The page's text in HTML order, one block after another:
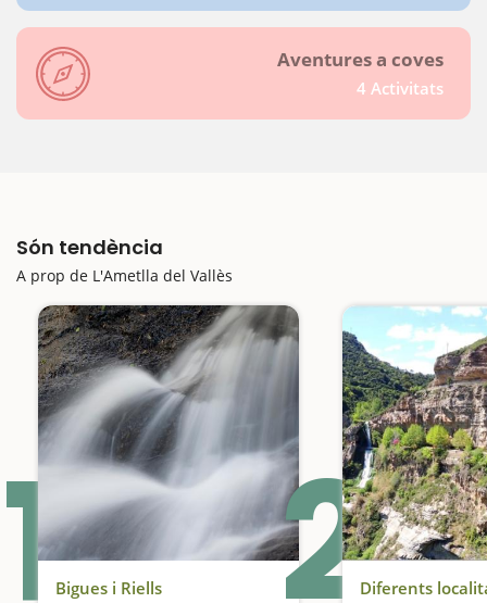
Aventures a coves
4 Activitats
Són tendència
A prop de L'Ametlla del Vallès
1 Bigues i Riells
2Diferents